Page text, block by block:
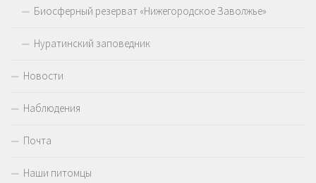
Биосферный резерват «Нижегородское Заволжье»
Нуратинский заповедник
Новости
Наблюдения
Почта
Наши питомцы